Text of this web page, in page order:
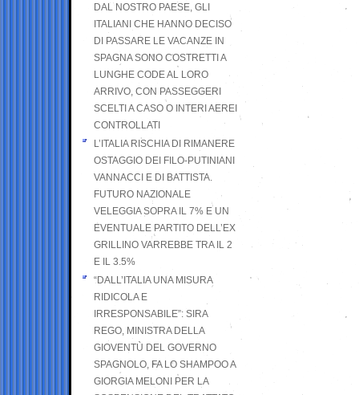
DAL NOSTRO PAESE, GLI
ITALIANI CHE HANNO DECISO
DI PASSARE LE VACANZE IN
SPAGNA SONO COSTRETTI A
LUNGHE CODE AL LORO
ARRIVO, CON PASSEGGERI
SCELTI A CASO O INTERI AEREI
CONTROLLATI
L’ITALIA RISCHIA DI RIMANERE
OSTAGGIO DEI FILO-PUTINIANI
VANNACCI E DI BATTISTA.
FUTURO NAZIONALE
VELEGGIA SOPRA IL 7% E UN
EVENTUALE PARTITO DELL’EX
GRILLINO VARREBBE TRA IL 2
E IL 3.5%
“DALL’ITALIA UNA MISURA
RIDICOLA E
IRRESPONSABILE”: SIRA
REGO, MINISTRA DELLA
GIOVENTÙ DEL GOVERNO
SPAGNOLO, FA LO SHAMPOO A
GIORGIA MELONI PER LA